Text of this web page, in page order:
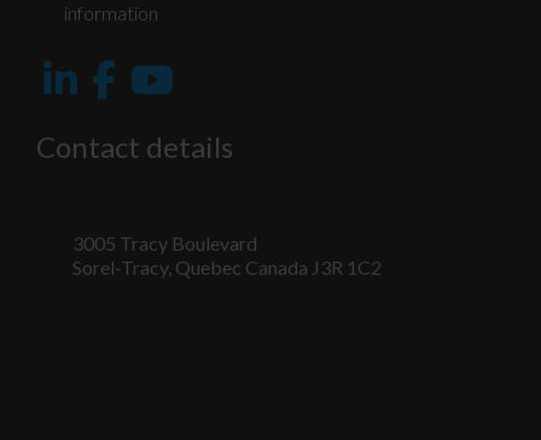
information
Contact details
3005 Tracy Boulevard
Sorel-Tracy, Quebec Canada J3R 1C2